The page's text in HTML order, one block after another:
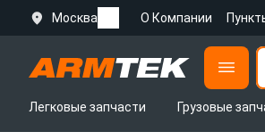
Москва О Компании
Легковые запчасти
Грузовые